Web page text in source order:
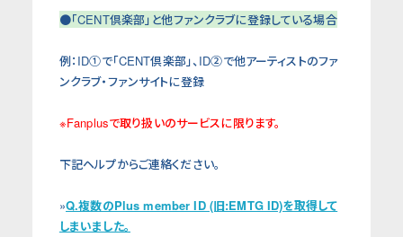
●「CENT倶楽部」 と他ファンクラブに登録している場合
例：ID①で「CENT倶楽部」、ID②で他アーティストのファ
ンクラブ・ファンサイトに登録
※Fanplusで取り扱いのサービスに限ります。
下記ヘルプからご連絡ください。
»Q.複数のPlus member ID (旧:EMTG ID)を取得して
しまいました。